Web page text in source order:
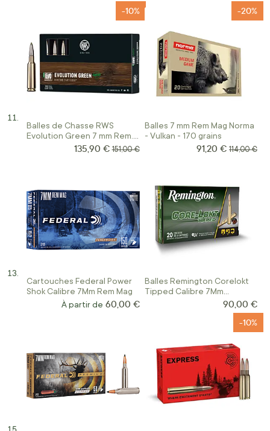
Balles de Chasse RWS
Evolution Green 7 mm Rem.
-10%
Prix Spécial
135,90 € Prix normal
151,00 €
Balles 7 mm Rem Mag Norma
- Vulkan - 170 grains
-20%
Prix Spécial
91,20 € Prix normal
114,00 €
Cartouches Federal Power
Shok Calibre 7Mm Rem Mag
À partir de 60,00 €
Balles Remington Corelokt
Tipped Calibre 7Mm
Remington Mag 150 Gr90,00 €
-10%